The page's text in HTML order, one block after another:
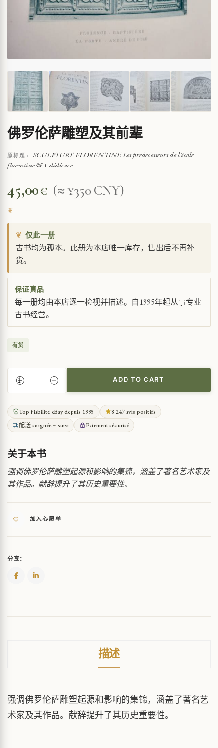
佛罗伦萨雕塑及其前辈
原标题 :
SCULPTURE FLORENTINE Les predecesseurs de l'école
florentine & + dédicace
45,00€ (≈ ¥350 CNY)
❦ 仅此一册
古书均为孤本。此册为本店唯一库存，售出后不再补
货。
保证真品
每一册均由本店逐一检视并描述。自1995年起从事专业
古书经营。
有货
罗
伦
萨
雕
塑
及
其
前
辈
QUANTITY
ADD TO CART
Top fiabilité eBay depuis 1995
8 247 avis positifs
配送 soignée + suivi
Paiement sécurisé
关于本书
强调佛罗伦萨雕塑起源和影响的集锦，涵盖了著名艺术家及
其作品。献辞提升了其历史重要性。
加入心愿单
分享：
描述
强调佛罗伦萨雕塑起源和影响的集锦，涵盖了著名艺
术家及其作品。献辞提升了其历史重要性。